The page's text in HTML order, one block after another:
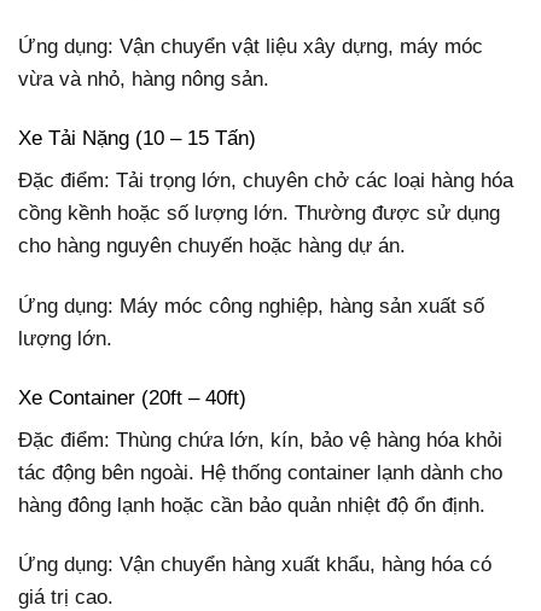
Ứng dụng: Vận chuyển vật liệu xây dựng, máy móc
vừa và nhỏ, hàng nông sản.
Xe Tải Nặng (10 – 15 Tấn)
Đặc điểm: Tải trọng lớn, chuyên chở các loại hàng hóa
cồng kềnh hoặc số lượng lớn. Thường được sử dụng
cho hàng nguyên chuyến hoặc hàng dự án.
Ứng dụng: Máy móc công nghiệp, hàng sản xuất số
lượng lớn.
Xe Container (20ft – 40ft)
Đặc điểm: Thùng chứa lớn, kín, bảo vệ hàng hóa khỏi
tác động bên ngoài. Hệ thống container lạnh dành cho
hàng đông lạnh hoặc cần bảo quản nhiệt độ ổn định.
Ứng dụng: Vận chuyển hàng xuất khẩu, hàng hóa có
giá trị cao.